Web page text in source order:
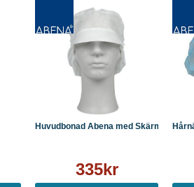
Huvudbonad Abena med Skärm ...
335kr